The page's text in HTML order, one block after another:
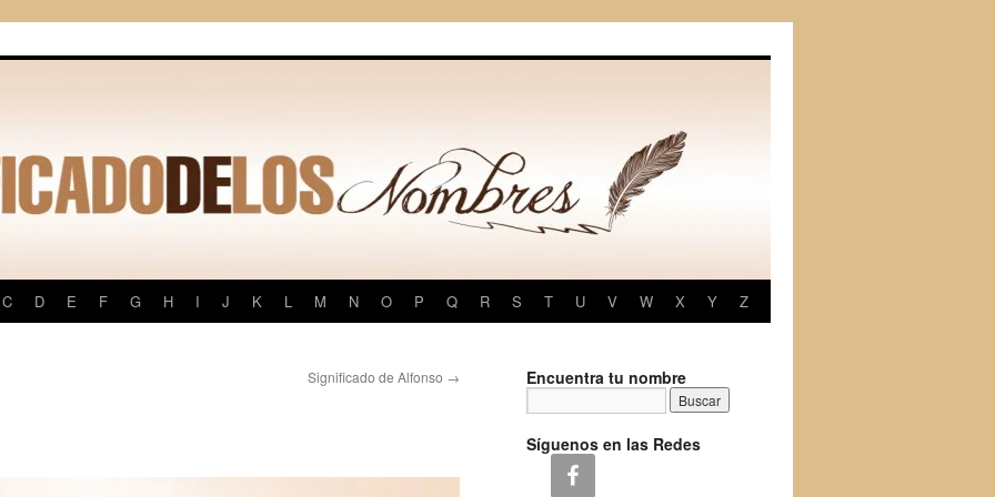
C D E F G H I J K L M N O P Q R S T U V W X Y Z
Significado de Alfonso → Encuentra tu nombre
Síguenos en las Redes